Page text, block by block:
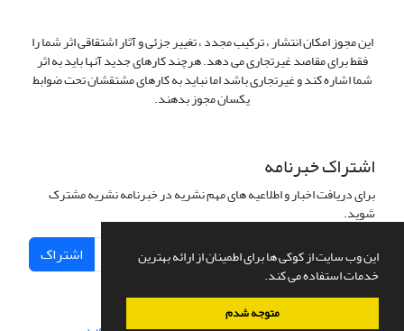
این وب سایت از کوکی ها برای اطمینان از ارائه بهترین
خدمات استفاده می کند.
متوجه شدم
این مجوز امکان انتشار ، ترکیب مجدد ، تغییر جزئی و آثار اشتقاقی اثر شما را
فقط برای مقاصد غیرتجاری می دهد. هرچند کارهای جدید آنها باید به اثر
شما اشاره کند و غیرتجاری باشد اما نباید به کارهای مشتقشان تحت ضوابط
یکسان مجوز بدهند.
اشتراک خبرنامه
برای دریافت اخبار و اطلاعیه های مهم نشریه در خبرنامه نشریه مشترک
شوید.
اشتراک